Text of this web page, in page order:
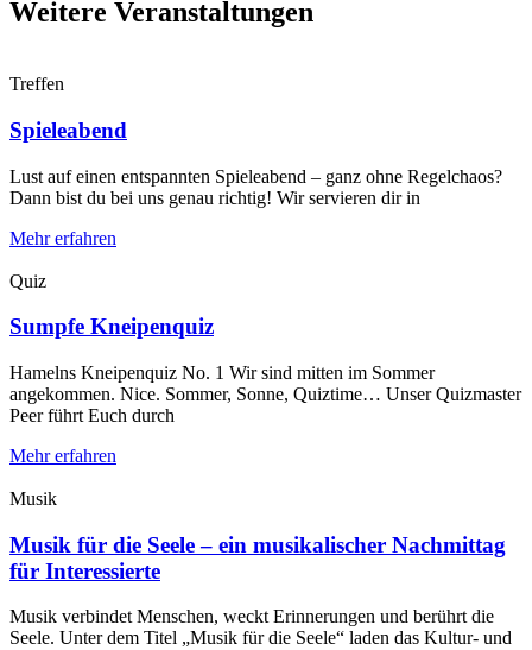
Weitere Veranstaltungen
Treffen
Spieleabend
Lust auf einen entspannten Spieleabend – ganz ohne Regelchaos?
Dann bist du bei uns genau richtig! Wir servieren dir in
Mehr erfahren
Quiz
Sumpfe Kneipenquiz
Hamelns Kneipenquiz No. 1 Wir sind mitten im Sommer
angekommen. Nice. Sommer, Sonne, Quiztime… Unser Quizmaster
Peer führt Euch durch
Mehr erfahren
Musik
Musik für die Seele – ein musikalischer Nachmittag
für Interessierte
Musik verbindet Menschen, weckt Erinnerungen und berührt die
Seele. Unter dem Titel „Musik für die Seele“ laden das Kultur- und